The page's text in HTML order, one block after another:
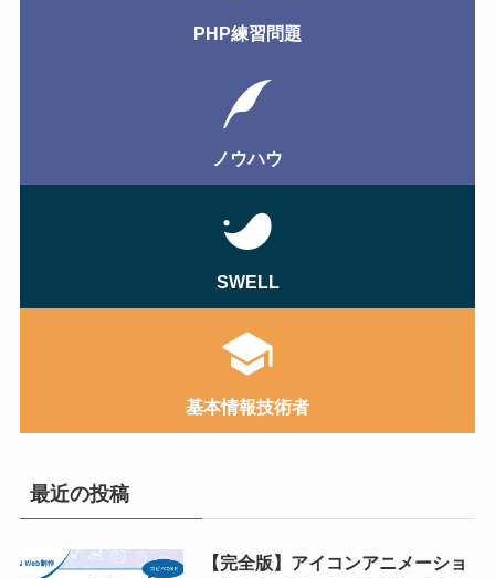
PHP練習問題
ノウハウ
SWELL
基本情報技術者
最近の投稿
【完全版】アイコンアニメーショ